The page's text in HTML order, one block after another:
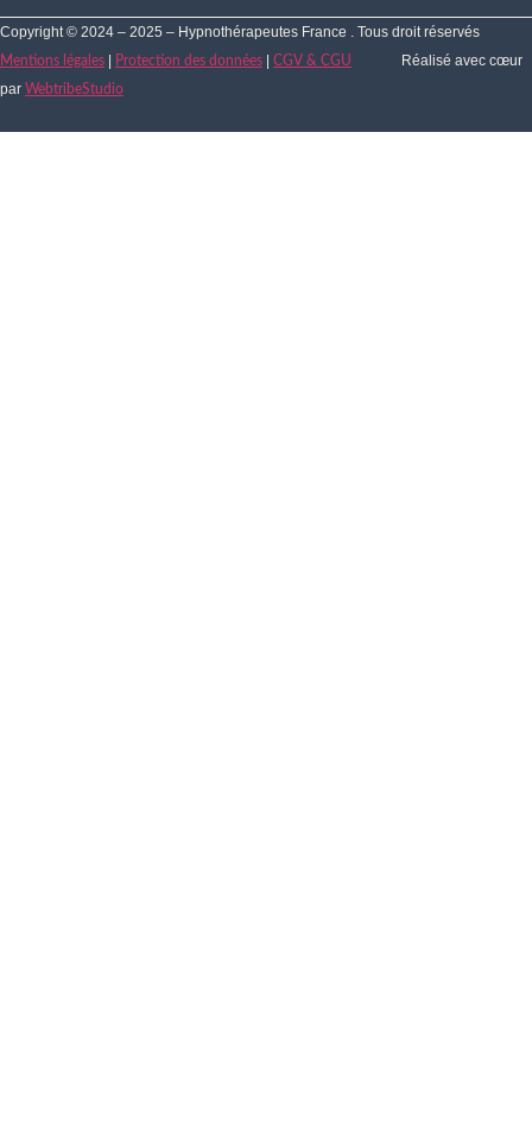
Copyright © 2024 – 2025 – Hypnothérapeutes France . Tous droit réservés
Mentions légales Protection des données CGV & CGU
Réalisé avec cœur
par WebtribeStudio